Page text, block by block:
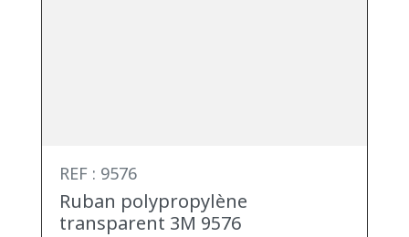
REF : 9576
Ruban polypropylène
transparent 3M 9576